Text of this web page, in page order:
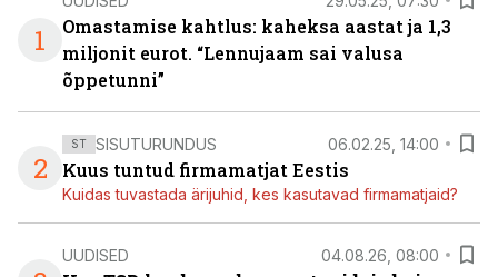
1
Omastamise kahtlus: kaheksa aastat ja 1,3
miljonit eurot. “Lennujaam sai valusa
õppetunni”
2
ST SISUTURUNDUS 06.02.25, 14:00
Kuus tuntud firmamatjat Eestis
Kuidas tuvastada ärijuhid, kes kasutavad firmamatjaid?
UUDISED 04.08.26, 08:00